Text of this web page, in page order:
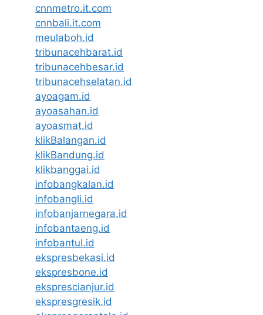
cnnmetro.it.com
cnnbali.it.com
meulaboh.id
tribunacehbarat.id
tribunacehbesar.id
tribunacehselatan.id
ayoagam.id
ayoasahan.id
ayoasmat.id
klikBalangan.id
klikBandung.id
klikbanggai.id
infobangkalan.id
infobangli.id
infobanjarnegara.id
infobantaeng.id
infobantul.id
ekspresbekasi.id
ekspresbone.id
eksprescianjur.id
ekspresgresik.id